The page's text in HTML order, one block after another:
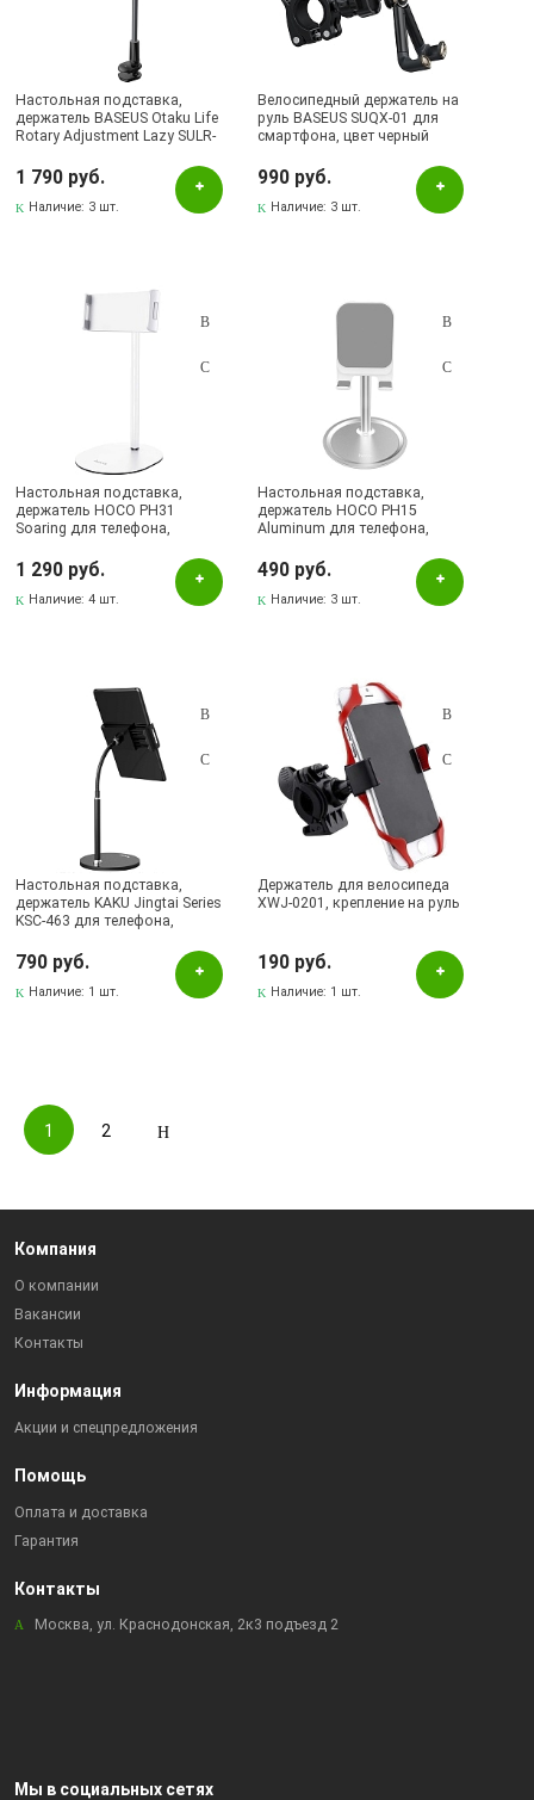
Настольная подставка,
держатель BASEUS Otaku Life
Rotary Adjustment Lazy SULR-
смартфона, планшета, цвет
темно серый
1 790 руб.
Наличие: 3 шт.
Велосипедный держатель на
руль BASEUS SUQX-01 для
смартфона, цвет черный
990 руб.
Наличие: 3 шт.
Настольная подставка,
держатель HOCO PH31
Soaring для телефона,
белый
1 290 руб.
Наличие:4 шт.
Настольная подставка,
держатель HOCO PH15
Aluminum для телефона,
серебристый
490 руб.
Наличие: 3 шт.
Настольная подставка,
держатель KAKU Jingtai Series
KSC-463 для телефона,
черный
790 руб.
Наличие: 1 шт.
Держатель для велосипеда
XWJ-0201, крепление на руль
190 руб.
Наличие: 1 шт.
1 2
Компания
О компании
Вакансии
Контакты
Информация
Акции и спецпредложения
Помощь
Оплата и доставка
Гарантия
Контакты
Москва, ул. Краснодонская, 2к3 подъезд 2
Мы в социальных сетях